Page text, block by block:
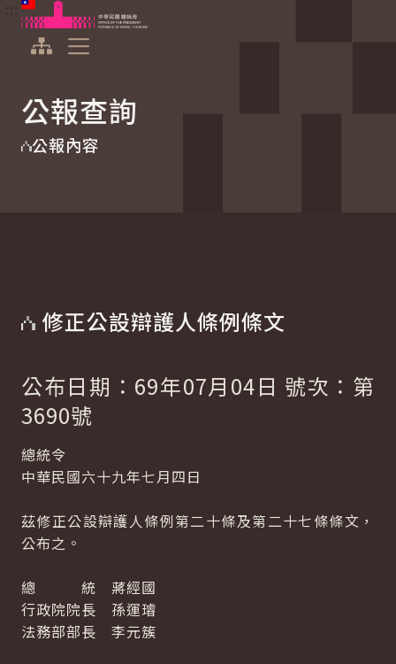
跳到主要內容
中華民國總統府
公報查詢
公報內容
修正公設辯護人條例條文
公布日期：69年07月04日 號次：第
3690號
總統令
中華民國六十九年七月四日
茲修正公設辯護人條例第二十條及第二十七條條文，
公布之。
總 統 蔣經國
行政院院長 孫運璿
法務部部長 李元簇